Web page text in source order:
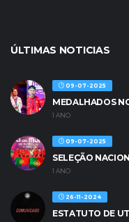
ÚLTIMAS NOTICIAS
09-07-2025
MEDALHADOS
1 ANO
09-07-2025
SELEÇÃO
1 ANO
26-11-2024
ESTATUTO DE